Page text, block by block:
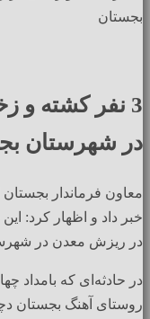
بجستان
3 نفر کشته
در شهرستان
معاون فرماندار
در ریزش معدن در
در حادثه‌ای که بامداد
روستای آهنگ بجستان